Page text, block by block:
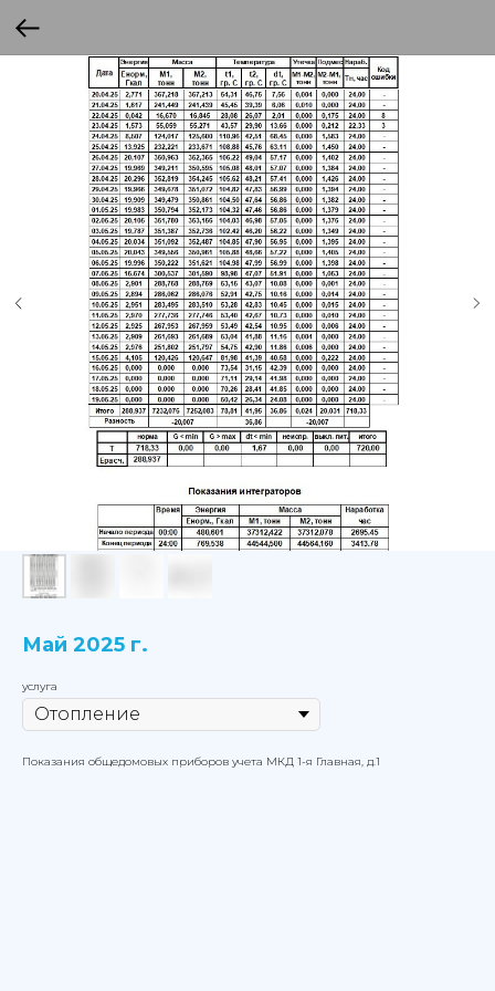
Май 2025 г.
услуга
Показания общедомовых приборов учета МКД 1-я Главная, д.1